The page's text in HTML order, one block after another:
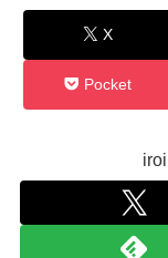
X
Pocket